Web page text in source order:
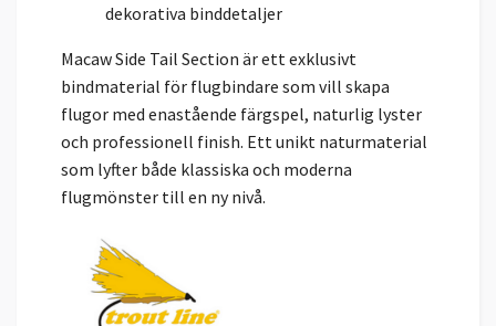
dekorativa binddetaljer
Macaw Side Tail Section är ett exklusivt
bindmaterial för flugbindare som vill skapa
flugor med enastående färgspel, naturlig lyster
och professionell finish. Ett unikt naturmaterial
som lyfter både klassiska och moderna
flugmönster till en ny nivå.